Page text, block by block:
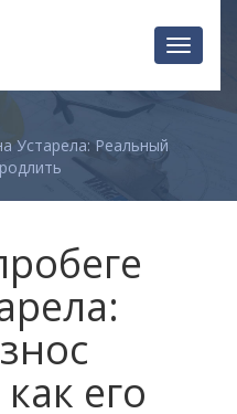
Устарела: Реальный
его